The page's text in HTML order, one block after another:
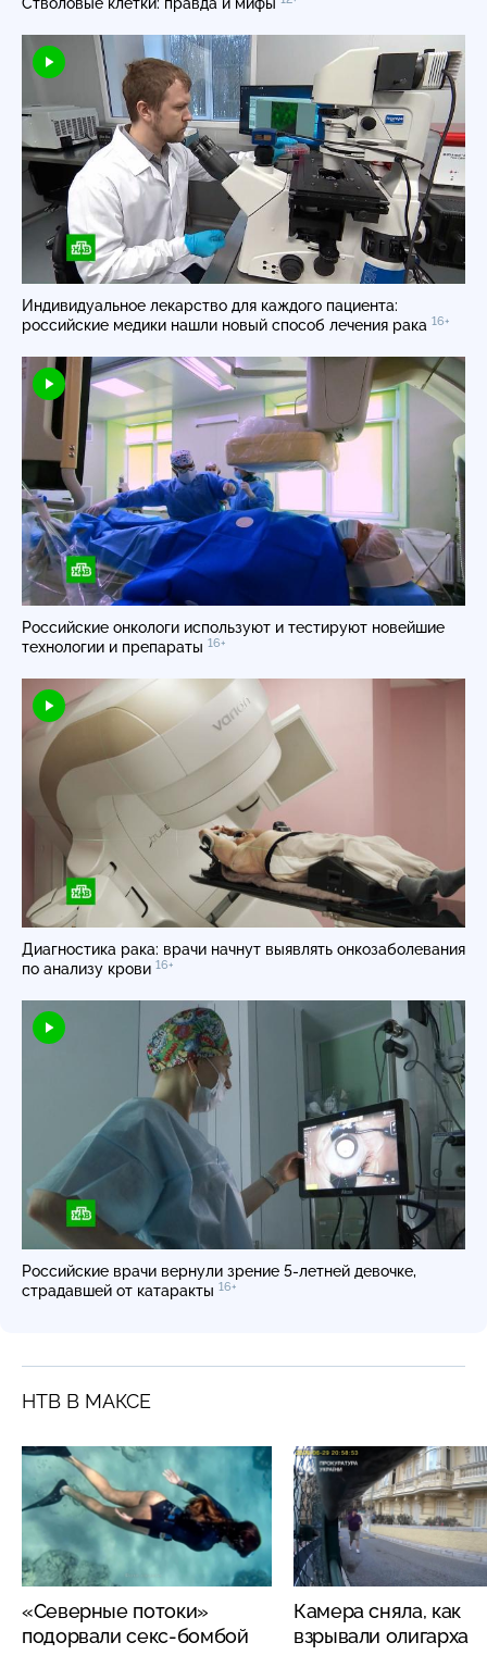
Индивидуальное лекарство для каждого пациента:
российские медики нашли новый способ лечения рака 16+
Российские онкологи используют и тестируют новейшие
технологии и препараты 16+
Диагностика рака: врачи начнут выявлять онкозаболевания
по анализу крови 16+
Российские врачи вернули зрение 5-летней девочке,
страдавшей от катаракты 16+
НТВ В МАКСЕ
«Северные потоки»
подорвали секс-бомбой
Камера сняла, как
взрывали олигарха